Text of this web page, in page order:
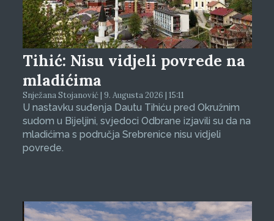
Tihić: Nisu vidjeli povrede na
mladićima
Snježana Stojanović | 9. Augusta 2026 | 15:11
U nastavku suđenja Dautu Tihiću pred Okružnim
sudom u Bijeljini, svjedoci Odbrane izjavili su da na
mladićima s područja Srebrenice nisu vidjeli
povrede.